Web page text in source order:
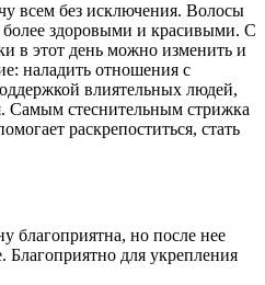
всем без исключения. Волосы
более здоровыми и красивыми. С
в этот день можно изменить и
наладить отношения с
влиятельных людей,
Самым стеснительным стрижка
раскрепоститься, стать
но после нее
Благоприятно для укрепления